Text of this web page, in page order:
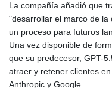
La compañía añadió que
"desarrollar el marco de
un proceso para futuros
Una vez disponible de
que su predecesor, GPT-
atraer y retener clientes
Anthropic y Google.